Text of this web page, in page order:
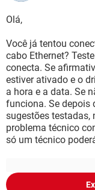
Olá,
Você já tentou
cabo Ethernet?
conecta. Se
estiver ativado e o
a hora e a data. Se
funciona. Se depois
sugestões testadas,
problema técnico
só um técnico